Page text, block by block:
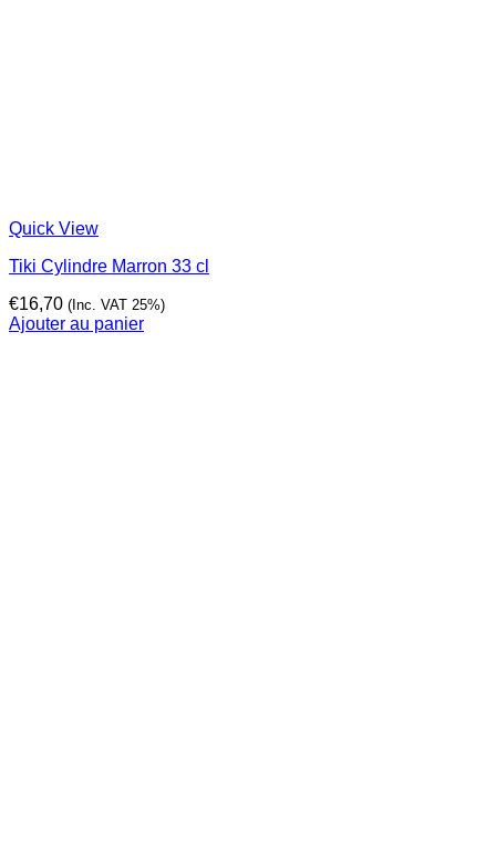
Quick View
Tiki Cylindre Marron 33 cl
€16,70 (Inc. VAT 25%)
Ajouter au panier